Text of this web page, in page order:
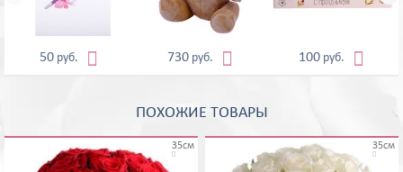
50 руб.  730 руб.  100 руб. 
ПОХОЖИЕ ТОВАРЫ
35см

35см
